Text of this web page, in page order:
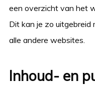
een overzicht van het
Dit kan je zo uitgebreid
alle andere websites.
Inhoud- en